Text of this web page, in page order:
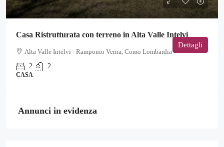
Casa Ristrutturata con terreno in Alta Valle Intelvi
Alta Valle Intelvi - Ramponio Verna, Como Lombardia
2
2
CASA
Dettagli
Annunci in evidenza